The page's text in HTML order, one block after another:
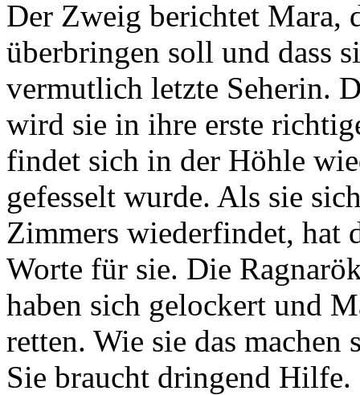
Der Zweig berichtet Mara,
überbringen soll und dass
vermutlich letzte Seherin.
wird sie in ihre erste
findet sich in der Höhle
gefesselt wurde. Als sie
Zimmers wiederfindet, hat
Worte für sie. Die
haben sich gelockert und
retten. Wie sie das
Sie braucht dringend Hilfe.